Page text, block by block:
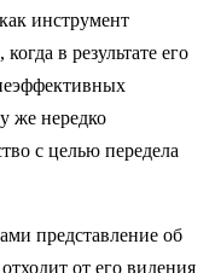
инструмент
в результате его
же нередко
с целью передела
представление об
от его видения